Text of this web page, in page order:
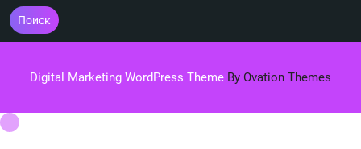
Поиск
Digital Marketing WordPress Theme By Ovation Themes